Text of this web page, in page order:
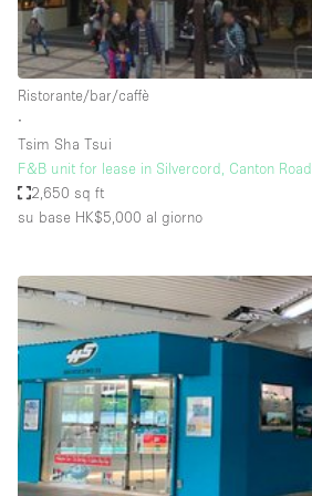
Elettricità
Esposizione di Automobili
Illuminazione
Impianto audiovisivo
Industriale
Licenza per Liquori
Livello strada
Luce Diurna
Magazzino
Parcheggio privato
Ristorante/bar/caffè
∙
Tsim Sha Tsui
F&B unit for lease in Silvercord, Canton Road
2,650 sq ft
su base HK$5,000 al giorno